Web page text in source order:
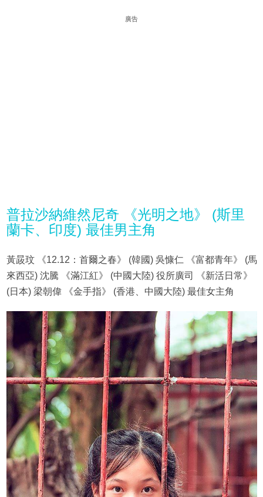
廣告
普拉沙納維然尼奇 《光明之地》 (斯里
蘭卡、印度) 最佳男主角
黃晸玟 《12.12：首爾之春》 (韓國) 吳慷仁 《富都青年》 (馬
來西亞) 沈騰 《滿江紅》 (中國大陸) 役所廣司 《新活日常》
(日本) 梁朝偉 《金手指》 (香港、中國大陸) 最佳女主角